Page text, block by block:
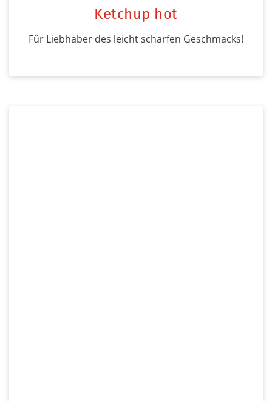
Ketchup hot
Für Liebhaber des leicht scharfen Geschmacks!